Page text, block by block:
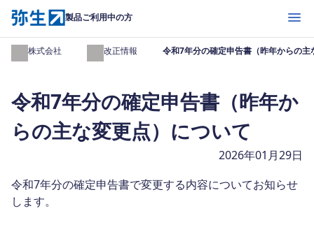
製品ご利用中の方 開く
弥生株式会社 法令改正情報 令和7年分の確定申告書（昨年からの主
令和7年分の確定申告書（昨年か
らの主な変更点）について
2026年01月29日
令和7年分の確定申告書で変更する内容についてお知らせ
します。